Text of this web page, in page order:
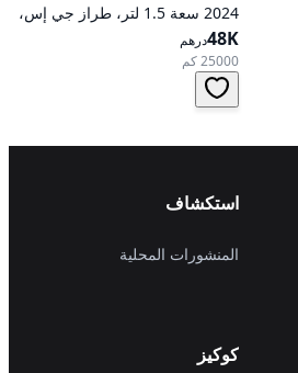
2024 سعة 1.5 لتر، طراز جي إس،
تعمل بالبنزين، ناقل حركة
أوتوماتيكي، دفع أمامي
48Kدرهم
25000 كم
استكشاف
المنشورات المحلية
كوكيز